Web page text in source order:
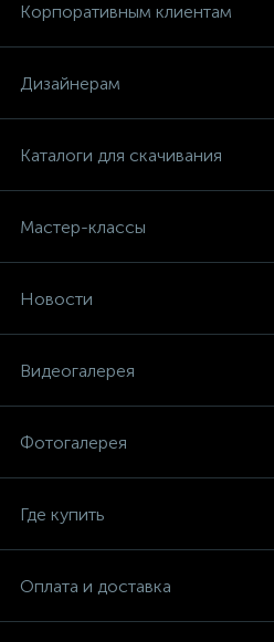
Корпоративным клиентам
Дизайнерам
Каталоги для скачивания
Мастер-классы
Новости
Видеогалерея
Фотогалерея
Где купить
Оплата и доставка